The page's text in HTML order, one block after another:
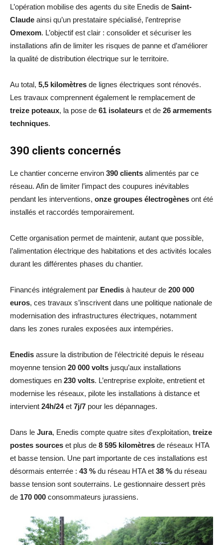
L’opération mobilise des agents du site Enedis de Saint-
Claude ainsi qu’un prestataire spécialisé, l’entreprise
Omexom. L’objectif est clair : consolider et sécuriser les
installations afin de limiter les risques de panne et d’améliorer
la qualité de distribution électrique sur le territoire.
Au total, 5,5 kilomètres de lignes électriques sont rénovés.
Les travaux comprennent également le remplacement de
treize poteaux, la pose de 61 isolateurs et de 26 armements
techniques.
390 clients concernés
Le chantier concerne environ 390 clients alimentés par ce
réseau. Afin de limiter l’impact des coupures inévitables
pendant les interventions, onze groupes électrogènes ont été
installés et raccordés temporairement.
Cette organisation permet de maintenir, autant que possible,
l’alimentation électrique des habitations et des activités locales
durant les différentes phases du chantier.
Financés intégralement par Enedis à hauteur de 200 000
euros, ces travaux s’inscrivent dans une politique nationale de
modernisation des infrastructures électriques, notamment
dans les zones rurales exposées aux intempéries.
Enedis assure la distribution de l’électricité depuis le réseau
moyenne tension 20 000 volts jusqu’aux installations
domestiques en 230 volts. L’entreprise exploite, entretient et
modernise les réseaux, pilote les installations à distance et
intervient 24h/24et 7j/7 pour les dépannages.
Dans le Jura, Enedis compte quatre sites d’exploitation, treize
postes sources et plus de 8 595 kilomètres de réseaux HTA
et basse tension. Une part importante de ces installations est
désormais enterrée : 43 % du réseau HTA et 38 % du réseau
basse tension sont souterrains. Le gestionnaire dessert près
de 170 000 consommateurs jurassiens.